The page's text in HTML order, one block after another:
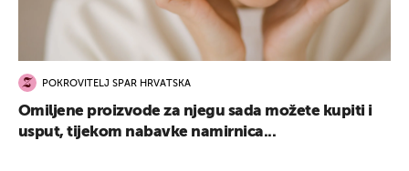
POKROVITELJ SPAR HRVATSKA
Omiljene proizvode za njegu sada možete kupiti i
usput, tijekom nabavke namirnica...